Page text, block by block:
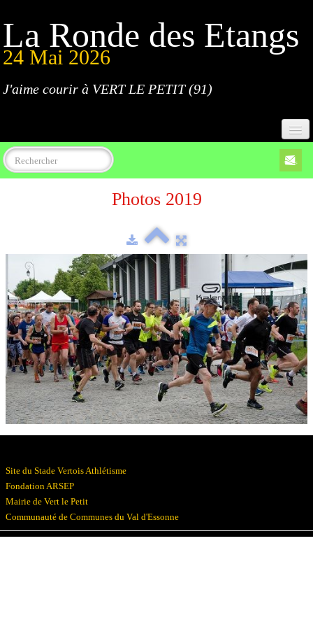
La Ronde des Etangs
24 Mai 2026
J'aime courir à VERT LE PETIT (91)
Accueil
Règlement
Parcours
Résultats
Devenez bénévoles
Partenaires
Photos▼
Photos 2019
Site du Stade Vertois Athlétisme
Fondation ARSEP
Mairie de Vert le Petit
Communauté de Communes du Val d'Essonne